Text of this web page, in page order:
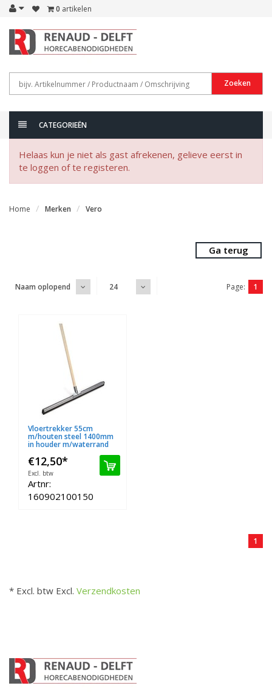
0 artikelen
Zoeken
CATEGORIEËN
Helaas kun je niet als gast afrekenen, gelieve eerst in
te loggen of te registeren.
Home Merken Vero
Ga terug
Naam oplopend 24 Page: 1
Vloertrekker 55cm
m/houten steel 1400mm
in houder m/waterrand
€12,50*
Excl. btw
Artnr:
160902100150
1
* Excl. btw Excl. Verzendkosten